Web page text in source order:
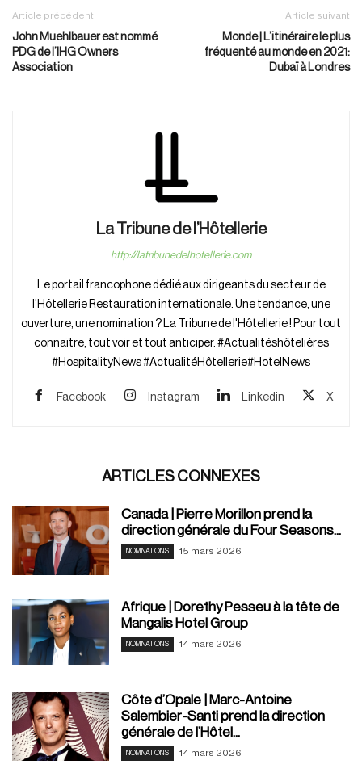
Article précédent
John Muehlbauer est nommé
PDG de l’IHG Owners
Association
Article suivant
Monde | L’itinéraire le plus
fréquenté au monde en 2021:
Dubaï à Londres
La Tribune de l’Hôtellerie
http://latribunedelhotellerie.com
Le portail francophone dédié aux dirigeants du secteur de
l'Hôtellerie Restauration internationale. Une tendance, une
ouverture, une nomination ? La Tribune de l'Hôtellerie ! Pour tout
connaître, tout voir et tout anticiper. #Actualitéshôtelières
#HospitalityNews #ActualitéHôtellerie#HotelNews
Facebook Instagram Linkedin X
ARTICLES CONNEXES
Canada | Pierre Morillon prend la
direction générale du Four Seasons...
NOMINATIONS 15 mars 2026
Afrique | Dorethy Pesseu à la tête de
Mangalis Hotel Group
NOMINATIONS 14 mars 2026
Côte d’Opale | Marc-Antoine
Salembier-Santi prend la direction
générale de l’Hôtel...
NOMINATIONS 14 mars 2026